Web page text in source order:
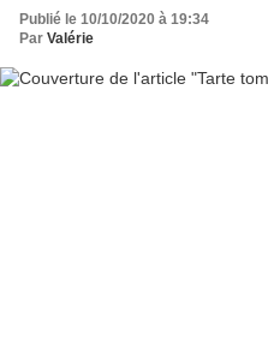
Publié le 10/10/2020 à 19:34
Par Valérie